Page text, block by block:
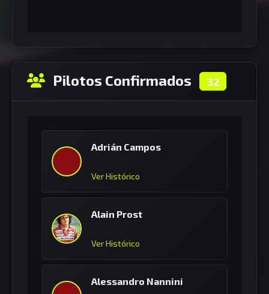
Pilotos Confirmados 32
Adrián Campos
Ver Histórico
Alain Prost
Ver Histórico
Alessandro Nannini